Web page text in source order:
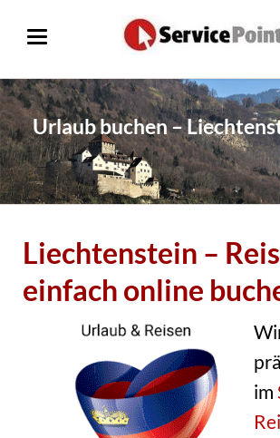
Urlaub buchen –
Liechtenstein –
einfach online
im